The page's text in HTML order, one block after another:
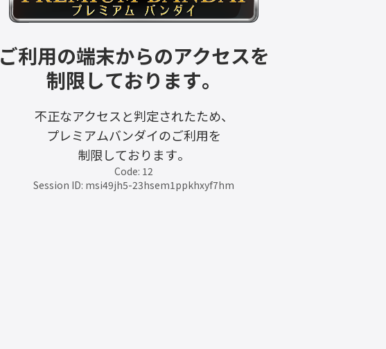
ご利用の端末からのアクセスを
制限しております。
不正なアクセスと判定されたため、
プレミアムバンダイのご利用を
制限しております。
Code: 12
Session ID: msi49jh5-23hsem1ppkhxyf7hm